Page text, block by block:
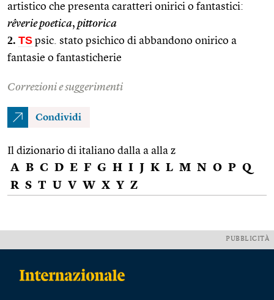
artistico che presenta caratteri onirici o fantastici:
rêverie poetica, pittorica
2. TS psic. stato psichico di abbandono onirico a
fantasie o fantasticherie
Correzioni e suggerimenti
Condividi
Il dizionario di italiano dalla a alla z
A B C D E F G H I J K L M N O P Q
R S T U V W X Y Z
PUBBLICITÀ